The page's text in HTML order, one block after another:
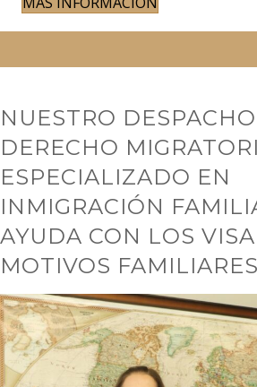
NUESTRO
DERECHO
ESPECIALIZADO EN
INMIGRACIÓN
AYUDA CON LOS
MOTIVOS FAMILIARES